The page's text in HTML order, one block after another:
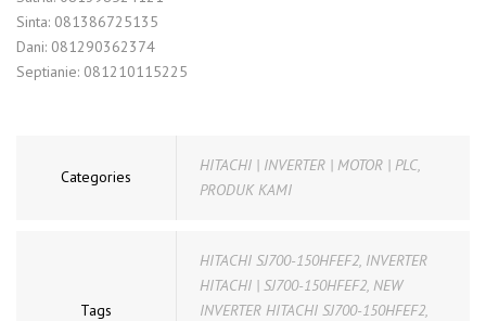
Sinta: 081386725135
Dani: 081290362374
Septianie: 081210115225
Categories
HITACHI | INVERTER | MOTOR | PLC,
PRODUK KAMI
Tags
HITACHI SJ700-150HFEF2, INVERTER
HITACHI | SJ700-150HFEF2, NEW
INVERTER HITACHI SJ700-150HFEF2,